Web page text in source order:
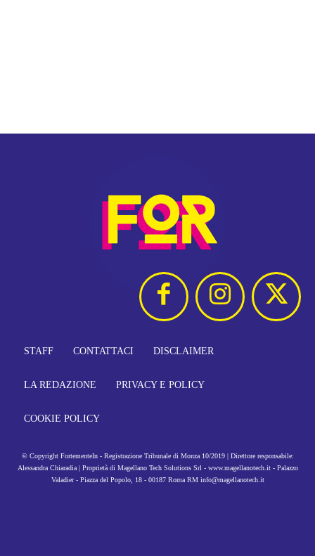
STAFF CONTATTACI DISCLAIMER
LA REDAZIONE PRIVACY E POLICY
COOKIE POLICY
© Copyright FortementeIn - Registrazione Tribunale di Monza 10/2019 | Direttore responsabile:
Alessandra Chiaradia | Proprietà di Magellano Tech Solutions Srl - www.magellanotech.it - Palazzo
Valadier - Piazza del Popolo, 18 - 00187 Roma RM info@magellanotech.it